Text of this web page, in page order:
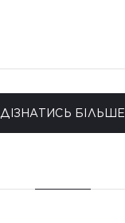
ДІЗНАТИСЬ БІЛЬШЕ